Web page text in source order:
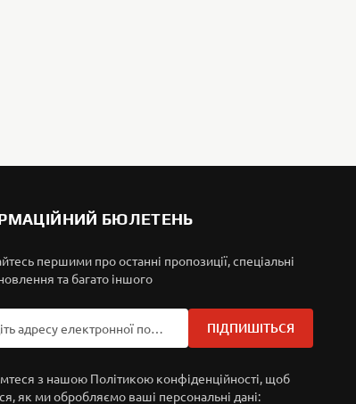
БЮЛЕТЕНЬ
першими про останні пропозиції, спеціальні
та багато іншого
ПІДПИШІТЬСЯ
з нашою Політикою конфіденційності, щоб
як ми обробляємо ваші персональні дані: